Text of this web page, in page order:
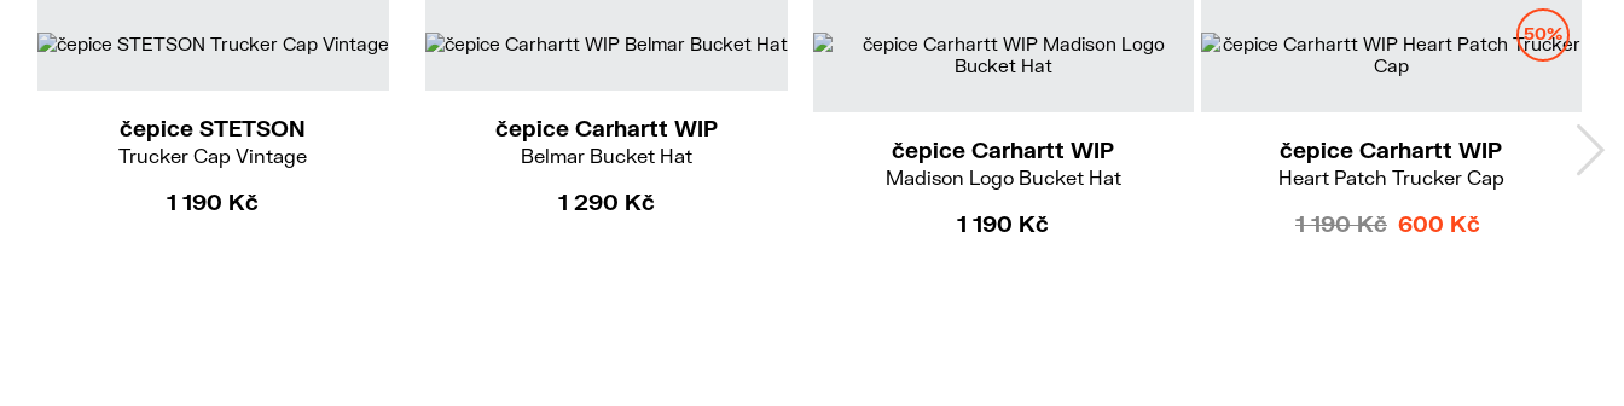
čepice STETSON
Trucker Cap Vintage
1 190 Kč
čepice Carhartt WIP
Belmar Bucket Hat
1 290 Kč
čepice Carhartt WIP
Madison Logo Bucket Hat
1 190 Kč
50%
čepice Carhartt WIP
Heart Patch Trucker Cap
1 190 Kč 600 Kč